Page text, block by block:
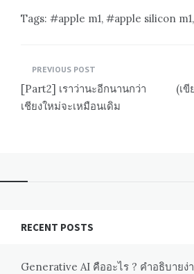
Tags: apple m1, apple silicon m1,
Post
navigation
PREVIOUS POST
[Part2] เราว่านะอีกนานกว่า
เชียงใหม่จะเหมือนเดิม
(เ
RECENT POSTS
Generative AI คืออะไร ? คำอธิบายง่